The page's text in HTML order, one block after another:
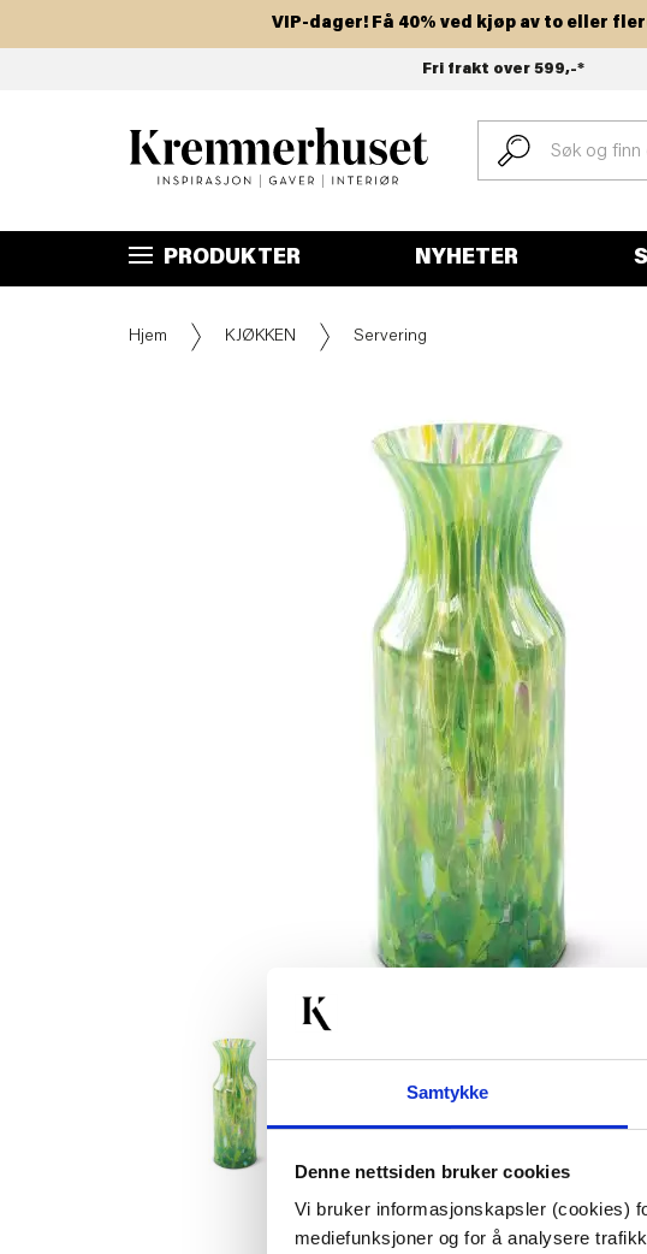
Samtykke
Denne nettsiden bruker cookies
Vi bruker informasjonskapsler (cookies)
mediefunksjoner og for å analysere
Hopp
VIP-dager! Få 40% ved kjøp av to eller
Fri frakt over 599,-*
PRODUKTER NYHETER
Hjem KJØKKEN Servering